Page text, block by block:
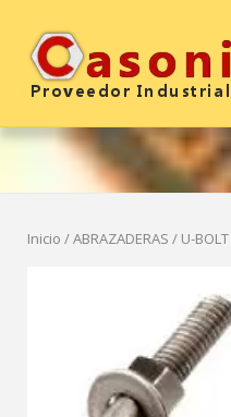
contenido
Inicio
Inicio /ABRAZADERAS / U-BOLT